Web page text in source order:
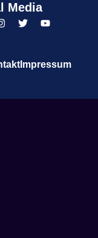
Media
Impressum